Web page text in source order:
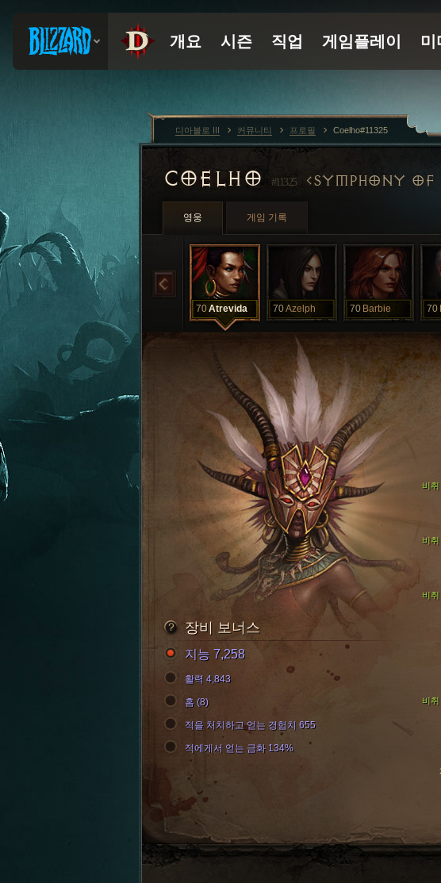
COELHO #11325 SYMPHONY OF
영웅 게임 기록
70Atrevida 70Azelph 70 Barbie 70
비
비
비
비
장비 보너스
지능 7,258
활력 4,843
홈 (8)
적을 처치하고 얻는 경험치 655
적에게서 얻는 금화 134%
디아블로 III 커뮤니티 프로필 Coelho#11325